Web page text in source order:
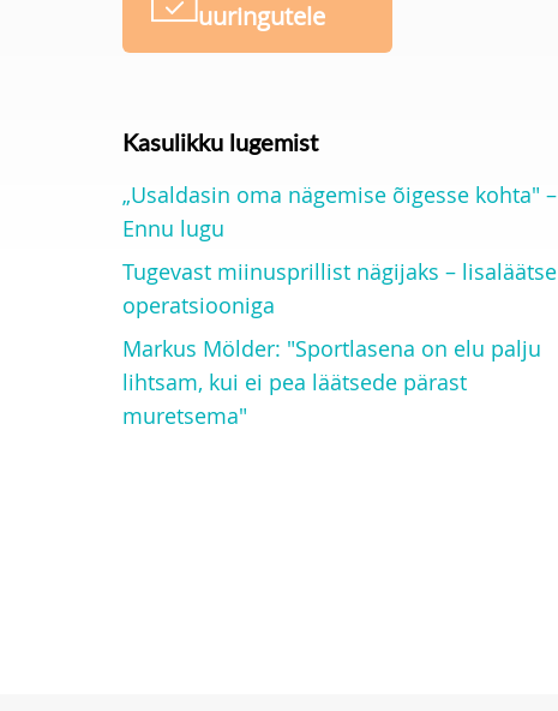
uuringutele
Kasulikku lugemist
„Usaldasin oma nägemise õigesse kohta" –
Ennu lugu
Tugevast miinusprillist nägijaks – lisaläätse
operatsiooniga
Markus Mölder: "Sportlasena on elu palju
lihtsam, kui ei pea läätsede pärast
muretsema"